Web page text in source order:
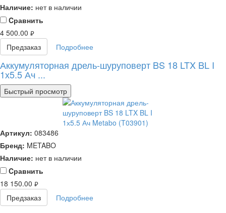
Наличие: нет в наличии
Cравнить
4 500.00 руб.
Предзаказ Подробнее
Аккумуляторная дрель-шуруповерт BS 18 LTX BL I
1х5.5 Ач ...
Быстрый просмотр
Артикул: 083486
Бренд: METABO
Наличие: нет в наличии
Cравнить
18 150.00 руб.
Предзаказ Подробнее